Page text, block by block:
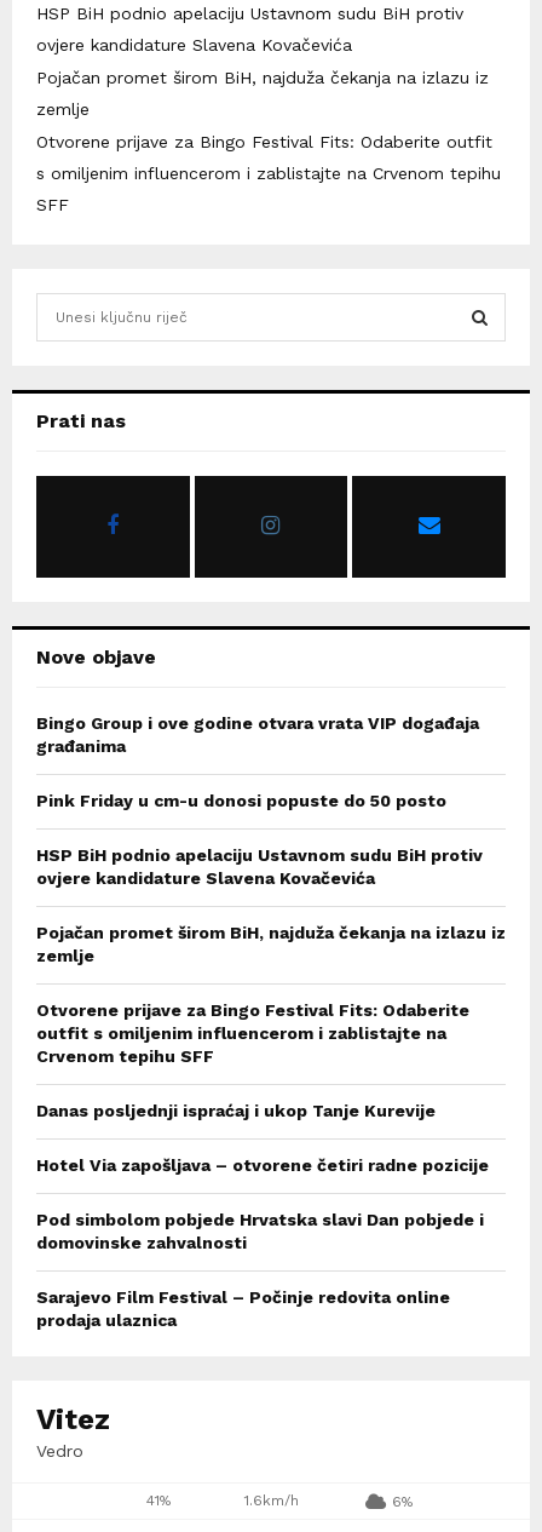
HSP BiH podnio apelaciju Ustavnom sudu BiH protiv
ovjere kandidature Slavena Kovačevića
Pojačan promet širom BiH, najduža čekanja na izlazu iz
zemlje
Otvorene prijave za Bingo Festival Fits: Odaberite outfit
s omiljenim influencerom i zablistajte na Crvenom tepihu
SFF
hPrati nas
Nove objave
Bingo Group i ove godine otvara vrata VIP događaja
građanima
Pink Friday u cm-u donosi popuste do 50 posto
HSP BiH podnio apelaciju Ustavnom sudu BiH protiv
ovjere kandidature Slavena Kovačevića
Pojačan promet širom BiH, najduža čekanja na izlazu iz
zemlje
Otvorene prijave za Bingo Festival Fits: Odaberite
outfit s omiljenim influencerom i zablistajte na
Crvenom tepihu SFF
Danas posljednji ispraćaj i ukop Tanje Kurevije
Hotel Via zapošljava – otvorene četiri radne pozicije
Pod simbolom pobjede Hrvatska slavi Dan pobjede i
domovinske zahvalnosti
Sarajevo Film Festival – Počinje redovita online
prodaja ulaznica
Vitez
Vedro
41% 1.6km/h 6%